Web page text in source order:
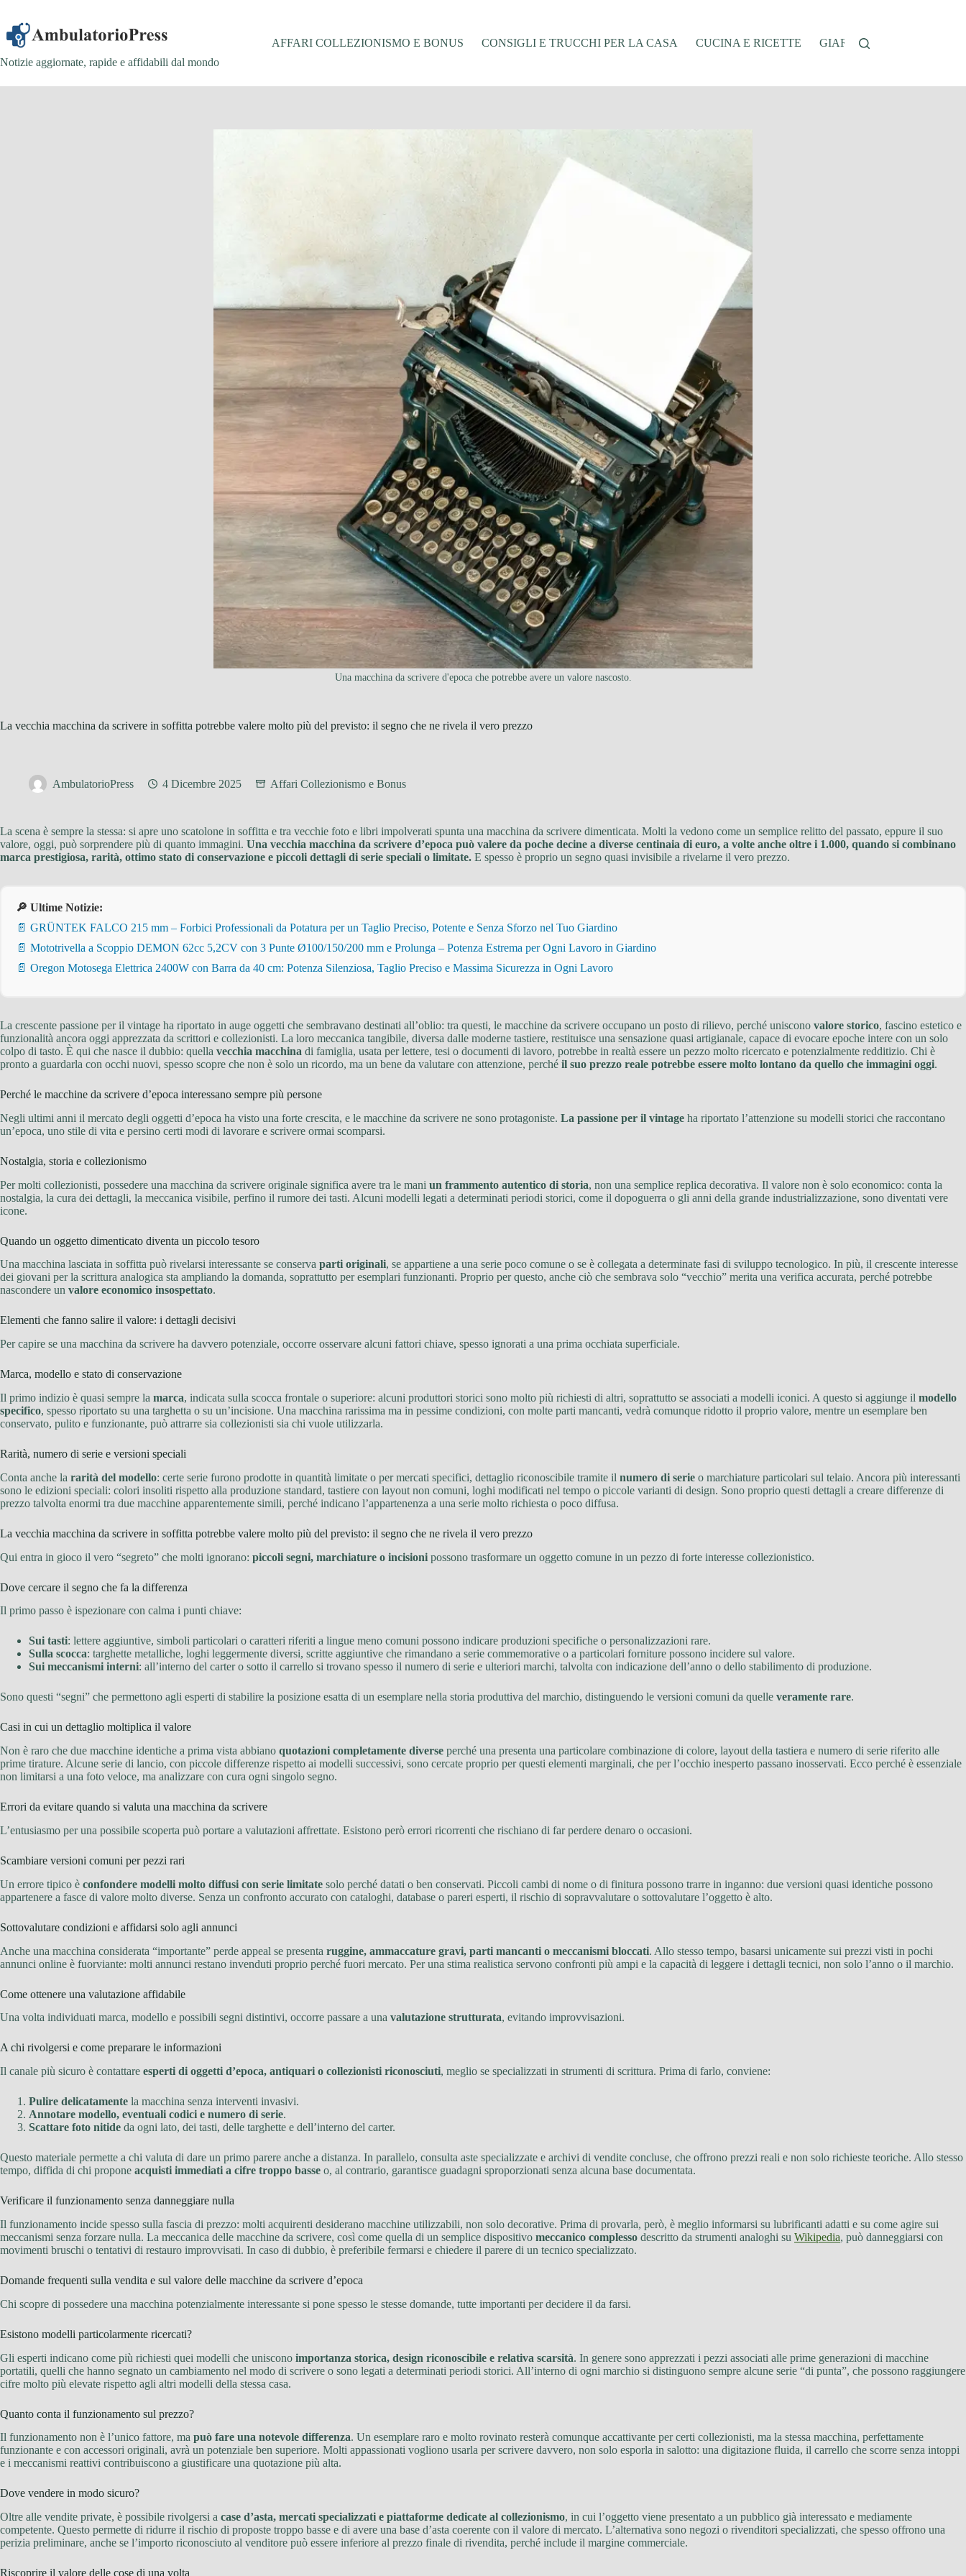
contenuto
Notizie aggiornate, rapide e affidabili dal mondo
AFFARI COLLEZIONISMO E BONUS CONSIGLI E TRUCCHI PER LA CASA CUCINA E RICETTE GIARDINAGGIO
Una macchina da scrivere d'epoca che potrebbe avere un valore nascosto.
La vecchia macchina da scrivere in soffitta potrebbe valere molto più del previsto: il segno che ne rivela il vero prezzo
AmbulatorioPress 4 Dicembre 2025 Affari Collezionismo e Bonus
La scena è sempre la stessa: si apre uno scatolone in soffitta e tra vecchie foto e libri impolverati spunta una macchina da scrivere dimenticata. Molti la vedono come un semplice relitto del passato, eppure il suo
valore, oggi, può sorprendere più di quanto immagini. Una vecchia macchina da scrivere d’epoca può valere da poche decine a diverse centinaia di euro, a volte anche oltre i 1.000, quando si combinano
marca prestigiosa, rarità, ottimo stato di conservazione e piccoli dettagli di serie speciali o limitate. E spesso è proprio un segno quasi invisibile a rivelarne il vero prezzo.
🔎 Ultime Notizie:
📄 GRÜNTEK FALCO 215 mm – Forbici Professionali da Potatura per un Taglio Preciso, Potente e Senza Sforzo nel Tuo Giardino
📄 Mototrivella a Scoppio DEMON 62cc 5,2CV con 3 Punte Ø100/150/200 mm e Prolunga – Potenza Estrema per Ogni Lavoro in Giardino
📄 Oregon Motosega Elettrica 2400W con Barra da 40 cm: Potenza Silenziosa, Taglio Preciso e Massima Sicurezza in Ogni Lavoro
La crescente passione per il vintage ha riportato in auge oggetti che sembravano destinati all’oblio: tra questi, le macchine da scrivere occupano un posto di rilievo, perché uniscono valore storico, fascino estetico e
funzionalità ancora oggi apprezzata da scrittori e collezionisti. La loro meccanica tangibile, diversa dalle moderne tastiere, restituisce una sensazione quasi artigianale, capace di evocare epoche intere con un solo
colpo di tasto. È qui che nasce il dubbio: quella vecchia macchina di famiglia, usata per lettere, tesi o documenti di lavoro, potrebbe in realtà essere un pezzo molto ricercato e potenzialmente redditizio. Chi è
pronto a guardarla con occhi nuovi, spesso scopre che non è solo un ricordo, ma un bene da valutare con attenzione, perché il suo prezzo reale potrebbe essere molto lontano da quello che immagini oggi.
Perché le macchine da scrivere d’epoca interessano sempre più persone
Negli ultimi anni il mercato degli oggetti d’epoca ha visto una forte crescita, e le macchine da scrivere ne sono protagoniste. La passione per il vintage ha riportato l’attenzione su modelli storici che raccontano
un’epoca, uno stile di vita e persino certi modi di lavorare e scrivere ormai scomparsi.
Nostalgia, storia e collezionismo
Per molti collezionisti, possedere una macchina da scrivere originale significa avere tra le mani un frammento autentico di storia, non una semplice replica decorativa. Il valore non è solo economico: conta la
nostalgia, la cura dei dettagli, la meccanica visibile, perfino il rumore dei tasti. Alcuni modelli legati a determinati periodi storici, come il dopoguerra o gli anni della grande industrializzazione, sono diventati vere
icone.
Quando un oggetto dimenticato diventa un piccolo tesoro
Una macchina lasciata in soffitta può rivelarsi interessante se conserva parti originali, se appartiene a una serie poco comune o se è collegata a determinate fasi di sviluppo tecnologico. In più, il crescente interesse
dei giovani per la scrittura analogica sta ampliando la domanda, soprattutto per esemplari funzionanti. Proprio per questo, anche ciò che sembrava solo “vecchio” merita una verifica accurata, perché potrebbe
nascondere un valore economico insospettato.
Elementi che fanno salire il valore: i dettagli decisivi
Per capire se una macchina da scrivere ha davvero potenziale, occorre osservare alcuni fattori chiave, spesso ignorati a una prima occhiata superficiale.
Marca, modello e stato di conservazione
Il primo indizio è quasi sempre la marca, indicata sulla scocca frontale o superiore: alcuni produttori storici sono molto più richiesti di altri, soprattutto se associati a modelli iconici. A questo si aggiunge il modello
specifico, spesso riportato su una targhetta o su un’incisione. Una macchina rarissima ma in pessime condizioni, con molte parti mancanti, vedrà comunque ridotto il proprio valore, mentre un esemplare ben
conservato, pulito e funzionante, può attrarre sia collezionisti sia chi vuole utilizzarla.
Rarità, numero di serie e versioni speciali
Conta anche la rarità del modello: certe serie furono prodotte in quantità limitate o per mercati specifici, dettaglio riconoscibile tramite il numero di serie o marchiature particolari sul telaio. Ancora più interessanti
sono le edizioni speciali: colori insoliti rispetto alla produzione standard, tastiere con layout non comuni, loghi modificati nel tempo o piccole varianti di design. Sono proprio questi dettagli a creare differenze di
prezzo talvolta enormi tra due macchine apparentemente simili, perché indicano l’appartenenza a una serie molto richiesta o poco diffusa.
La vecchia macchina da scrivere in soffitta potrebbe valere molto più del previsto: il segno che ne rivela il vero prezzo
Qui entra in gioco il vero “segreto” che molti ignorano: piccoli segni, marchiature o incisioni possono trasformare un oggetto comune in un pezzo di forte interesse collezionistico.
Dove cercare il segno che fa la differenza
Il primo passo è ispezionare con calma i punti chiave:
Sui tasti: lettere aggiuntive, simboli particolari o caratteri riferiti a lingue meno comuni possono indicare produzioni specifiche o personalizzazioni rare.
Sulla scocca: targhette metalliche, loghi leggermente diversi, scritte aggiuntive che rimandano a serie commemorative o a particolari forniture possono incidere sul valore.
Sui meccanismi interni: all’interno del carter o sotto il carrello si trovano spesso il numero di serie e ulteriori marchi, talvolta con indicazione dell’anno o dello stabilimento di produzione.
Sono questi “segni” che permettono agli esperti di stabilire la posizione esatta di un esemplare nella storia produttiva del marchio, distinguendo le versioni comuni da quelle veramente rare.
Casi in cui un dettaglio moltiplica il valore
Non è raro che due macchine identiche a prima vista abbiano quotazioni completamente diverse perché una presenta una particolare combinazione di colore, layout della tastiera e numero di serie riferito alle
prime tirature. Alcune serie di lancio, con piccole differenze rispetto ai modelli successivi, sono cercate proprio per questi elementi marginali, che per l’occhio inesperto passano inosservati. Ecco perché è essenziale
non limitarsi a una foto veloce, ma analizzare con cura ogni singolo segno.
Errori da evitare quando si valuta una macchina da scrivere
L’entusiasmo per una possibile scoperta può portare a valutazioni affrettate. Esistono però errori ricorrenti che rischiano di far perdere denaro o occasioni.
Scambiare versioni comuni per pezzi rari
Un errore tipico è confondere modelli molto diffusi con serie limitate solo perché datati o ben conservati. Piccoli cambi di nome o di finitura possono trarre in inganno: due versioni quasi identiche possono
appartenere a fasce di valore molto diverse. Senza un confronto accurato con cataloghi, database o pareri esperti, il rischio di sopravvalutare o sottovalutare l’oggetto è alto.
Sottovalutare condizioni e affidarsi solo agli annunci
Anche una macchina considerata “importante” perde appeal se presenta ruggine, ammaccature gravi, parti mancanti o meccanismi bloccati. Allo stesso tempo, basarsi unicamente sui prezzi visti in pochi
annunci online è fuorviante: molti annunci restano invenduti proprio perché fuori mercato. Per una stima realistica servono confronti più ampi e la capacità di leggere i dettagli tecnici, non solo l’anno o il marchio.
Come ottenere una valutazione affidabile
Una volta individuati marca, modello e possibili segni distintivi, occorre passare a una valutazione strutturata, evitando improvvisazioni.
A chi rivolgersi e come preparare le informazioni
Il canale più sicuro è contattare esperti di oggetti d’epoca, antiquari o collezionisti riconosciuti, meglio se specializzati in strumenti di scrittura. Prima di farlo, conviene:
Pulire delicatamente la macchina senza interventi invasivi.
Annotare modello, eventuali codici e numero di serie.
Scattare foto nitide da ogni lato, dei tasti, delle targhette e dell’interno del carter.
Questo materiale permette a chi valuta di dare un primo parere anche a distanza. In parallelo, consulta aste specializzate e archivi di vendite concluse, che offrono prezzi reali e non solo richieste teoriche. Allo stesso
tempo, diffida di chi propone acquisti immediati a cifre troppo basse o, al contrario, garantisce guadagni sproporzionati senza alcuna base documentata.
Verificare il funzionamento senza danneggiare nulla
Il funzionamento incide spesso sulla fascia di prezzo: molti acquirenti desiderano macchine utilizzabili, non solo decorative. Prima di provarla, però, è meglio informarsi su lubrificanti adatti e su come agire sui
meccanismi senza forzare nulla. La meccanica delle macchine da scrivere, così come quella di un semplice dispositivo meccanico complesso descritto da strumenti analoghi su Wikipedia, può danneggiarsi con
movimenti bruschi o tentativi di restauro improvvisati. In caso di dubbio, è preferibile fermarsi e chiedere il parere di un tecnico specializzato.
Domande frequenti sulla vendita e sul valore delle macchine da scrivere d’epoca
Chi scopre di possedere una macchina potenzialmente interessante si pone spesso le stesse domande, tutte importanti per decidere il da farsi.
Esistono modelli particolarmente ricercati?
Gli esperti indicano come più richiesti quei modelli che uniscono importanza storica, design riconoscibile e relativa scarsità. In genere sono apprezzati i pezzi associati alle prime generazioni di macchine
portatili, quelli che hanno segnato un cambiamento nel modo di scrivere o sono legati a determinati periodi storici. All’interno di ogni marchio si distinguono sempre alcune serie “di punta”, che possono raggiungere
cifre molto più elevate rispetto agli altri modelli della stessa casa.
Quanto conta il funzionamento sul prezzo?
Il funzionamento non è l’unico fattore, ma può fare una notevole differenza. Un esemplare raro e molto rovinato resterà comunque accattivante per certi collezionisti, ma la stessa macchina, perfettamente
funzionante e con accessori originali, avrà un potenziale ben superiore. Molti appassionati vogliono usarla per scrivere davvero, non solo esporla in salotto: una digitazione fluida, il carrello che scorre senza intoppi
e i meccanismi reattivi contribuiscono a giustificare una quotazione più alta.
Dove vendere in modo sicuro?
Oltre alle vendite private, è possibile rivolgersi a case d’asta, mercati specializzati e piattaforme dedicate al collezionismo, in cui l’oggetto viene presentato a un pubblico già interessato e mediamente
competente. Questo permette di ridurre il rischio di proposte troppo basse e di avere una base d’asta coerente con il valore di mercato. L’alternativa sono negozi o rivenditori specializzati, che spesso offrono una
perizia preliminare, anche se l’importo riconosciuto al venditore può essere inferiore al prezzo finale di rivendita, perché include il margine commerciale.
Riscoprire il valore delle cose di una volta